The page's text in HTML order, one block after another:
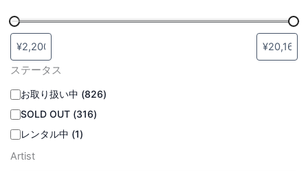
ステータス
お取り扱い中 (826)
SOLD OUT (316)
レンタル中 (1)
Artist